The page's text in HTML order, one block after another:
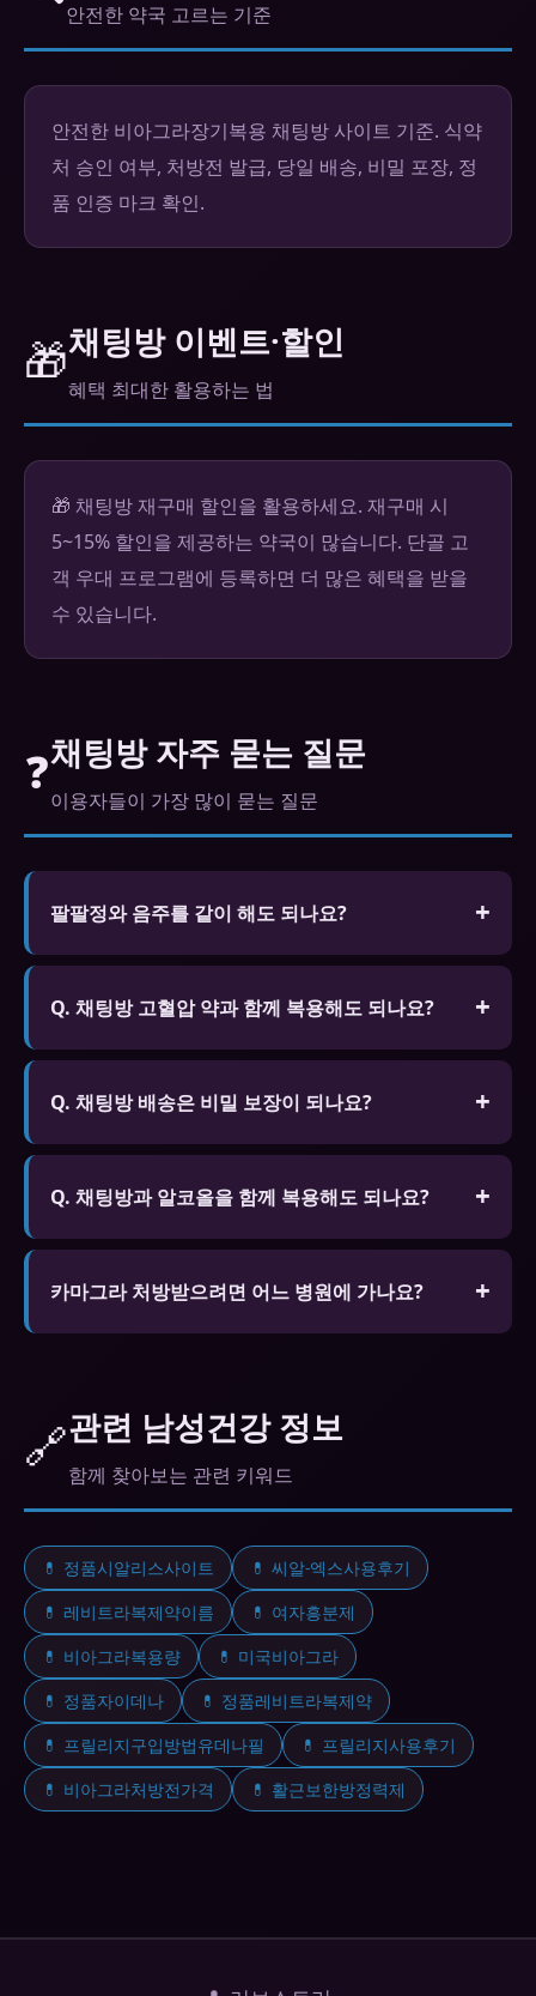
안전한 약국 고르는 기준
안전한 비아그라장기복용 채팅방 사이트 기준. 식약
처 승인 여부, 처방전 발급, 당일 배송, 비밀 포장, 정
품 인증 마크 확인.
🎁채팅방 이벤트·할인
혜택 최대한 활용하는 법
🎁 채팅방 재구매 할인을 활용하세요. 재구매 시
5~15% 할인을 제공하는 약국이 많습니다. 단골 고
객 우대 프로그램에 등록하면 더 많은 혜택을 받을
수 있습니다.
❓채팅방 자주 묻는 질문
이용자들이 가장 많이 묻는 질문
팔팔정와 음주를 같이 해도 되나요?
소량은 괜찮지만 과음은 효과 저하와 저혈압 위험이
있습니다.
Q. 채팅방 고혈압 약과 함께 복용해도 되나요?
A. 일부 고혈압 약과 병용하면 혈압이 과도하게 낮아
질 수 있습니다. 현재 복용 중인 약물 목록을 전문가
Q. 채팅방 배송은 비밀 보장이 되나요?
A. 신뢰할 수 있는 온라인 약국은 완전 밀봉된 비밀
포장으로 배송하여 외부에서 내용물을 알 수 없습니
Q. 채팅방과 알코올을 함께 복용해도 되나요?
A. 알코올은 채팅방의 효과를 감소시키고 부작용 위
험을 높일 수 있습니다. 특히 혈압 저하와 어지러움이
카마그라 처방받으려면 어느 병원에 가나요?
🔗관련 남성건강 정보
함께 찾아보는 관련 키워드
💊 정품시알리스사이트
💊 씨알-엑스사용후기
💊 레비트라복제약이름
💊 여자흥분제
💊 비아그라복용량
💊 미국비아그라
💊 정품자이데나
💊 정품레비트라복제약
💊 프릴리지구입방법유데나필
💊 프릴리지사용후기
💊 비아그라처방전가격
💊 활근보한방정력제